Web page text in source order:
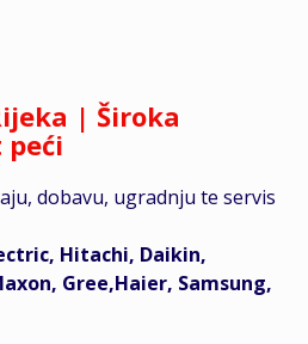
| Široka
dobavu, ugradnju te servis
Hitachi, Daikin,
Gree,Haier, Samsung,